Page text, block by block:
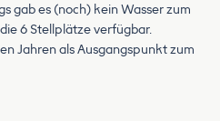
gab es (noch) kein Wasser zum
6 Stellplätze verfügbar.
Jahren als Ausgangspunkt zum